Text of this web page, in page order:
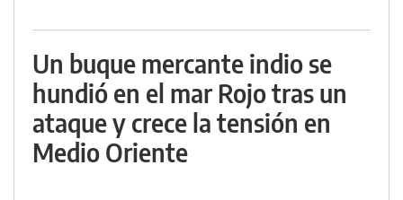
Un buque mercante indio se
hundió en el mar Rojo tras un
ataque y crece la tensión en
Medio Oriente